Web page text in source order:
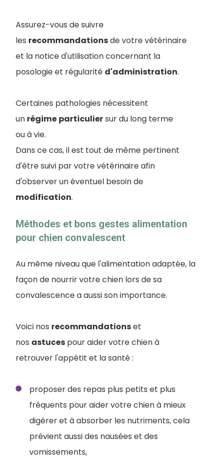
Assurez-vous de suivre
les recommandationsde votre vétérinaire
et la notice d'utilisation concernant la
posologie et régularité d'administration.
Certaines pathologies nécessitent
un régime particuliersur du long terme
ou à vie.
Dans ce cas, il est tout de même pertinent
d'être suivi par votre vétérinaire afin
d'observer un éventuel besoin de
modification.
Méthodes et bons gestes alimentation
pour chien convalescent
Au même niveau que l'alimentation adaptée, la
façon de nourrir votre chien lors de sa
convalescence a aussi son importance.
Voici nos recommandationset
nos astuces pour aider votre chien à
retrouver l'appétit et la santé :
proposer des repas plus petits et plus
fréquents pour aider votre chien à mieux
digérer et à absorber les nutriments, cela
prévient aussi des nausées et des
vomissements,